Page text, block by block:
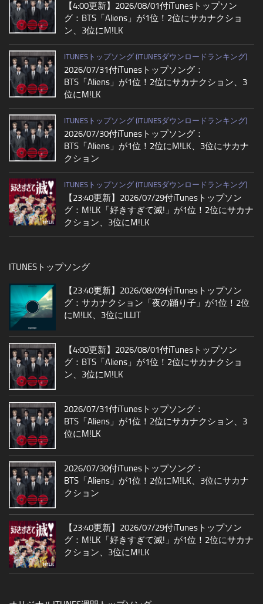
【4:00更新】2026/08/01付iTunesトップソン
グ：BTS「Aliens」が1位！2位にサカナクショ
ン、3位にM!LK
ITUNESトップソング (ITUNESダウンロードランキング)
2026/07/31付iTunesトップソング：
BTS「Aliens」が1位！2位にサカナクション、3
位にM!LK
ITUNESトップソング (ITUNESダウンロードランキング)
2026/07/30付iTunesトップソング：
BTS「Aliens」が1位！2位にM!LK、3位にサカナ
クション
ITUNESトップソング (ITUNESダウンロードランキング)
【23:40更新】2026/07/29付iTunesトップソン
グ：M!LK「好きすぎて滅!」が1位！2位にサカナ
クション、3位にM!LK
ITUNESトップソング
【23:40更新】2026/08/09付iTunesトップソン
グ：サカナクション「夜の踊り子」が1位！2位
にM!LK、3位にILLIT
【4:00更新】2026/08/01付iTunesトップソン
グ：BTS「Aliens」が1位！2位にサカナクショ
ン、3位にM!LK
2026/07/31付iTunesトップソング：
BTS「Aliens」が1位！2位にサカナクション、3
位にM!LK
2026/07/30付iTunesトップソング：
BTS「Aliens」が1位！2位にM!LK、3位にサカナ
クション
【23:40更新】2026/07/29付iTunesトップソン
グ：M!LK「好きすぎて滅!」が1位！2位にサカナ
クション、3位にM!LK